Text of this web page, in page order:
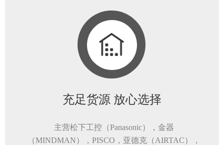
充足货源 放心选择
主营松下工控（Panasonic），金器
（MINDMAN），PISCO，亚德克（AIRTAC），